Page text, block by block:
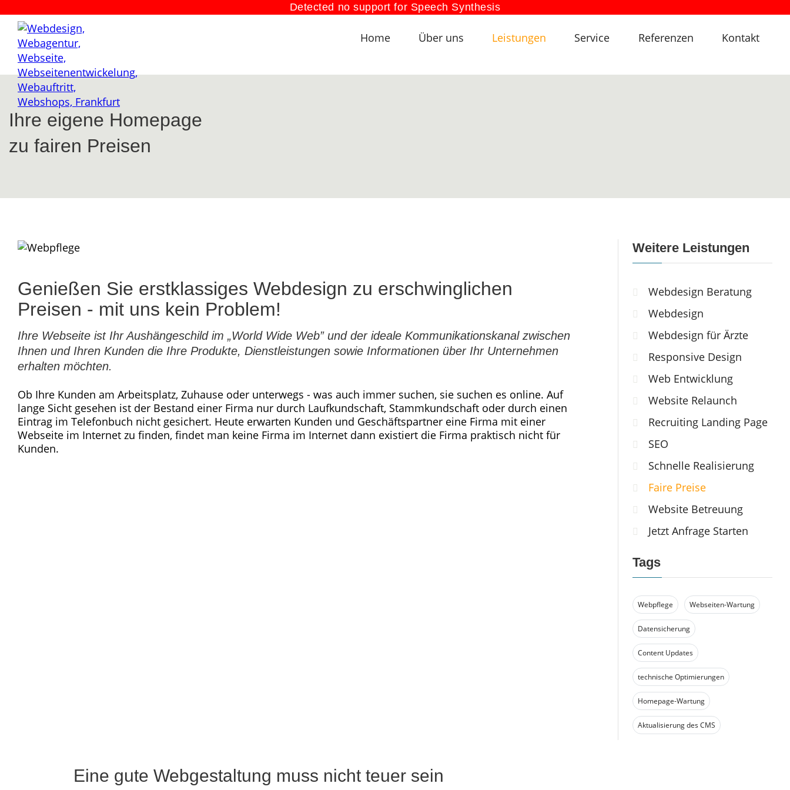
Detected no support for Speech Synthesis
Home Über uns Leistungen Service Referenzen Kontakt
Ihre eigene Homepage
zu fairen Preisen
Genießen Sie erstklassiges Webdesign zu erschwinglichen
Preisen - mit uns kein Problem!
Ihre Webseite ist Ihr Aushängeschild im „World Wide Web” und der ideale Kommunikationskanal zwischen
Ihnen und Ihren Kunden die Ihre Produkte, Dienstleistungen sowie Informationen über Ihr Unternehmen
erhalten möchten.
Ob Ihre Kunden am Arbeitsplatz, Zuhause oder unterwegs - was auch immer suchen, sie suchen es online. Auf
lange Sicht gesehen ist der Bestand einer Firma nur durch Laufkundschaft, Stammkundschaft oder durch einen
Eintrag im Telefonbuch nicht gesichert. Heute erwarten Kunden und Geschäftspartner eine Firma mit einer
Webseite im Internet zu finden, findet man keine Firma im Internet dann existiert die Firma praktisch nicht für
Kunden.
Weitere Leistungen
Webdesign Beratung
Webdesign
Webdesign für Ärzte
Responsive Design
Web Entwicklung
Website Relaunch
Recruiting Landing Page
SEO
Schnelle Realisierung
Faire Preise
Website Betreuung
Jetzt Anfrage Starten
Tags
Webpflege Webseiten-Wartung
Datensicherung
Content Updates
technische Optimierungen
Homepage-Wartung
Aktualisierung des CMS
Eine gute Webgestaltung muss nicht teuer sein